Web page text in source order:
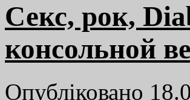
Секс, рок,
консольной
Опубліковано